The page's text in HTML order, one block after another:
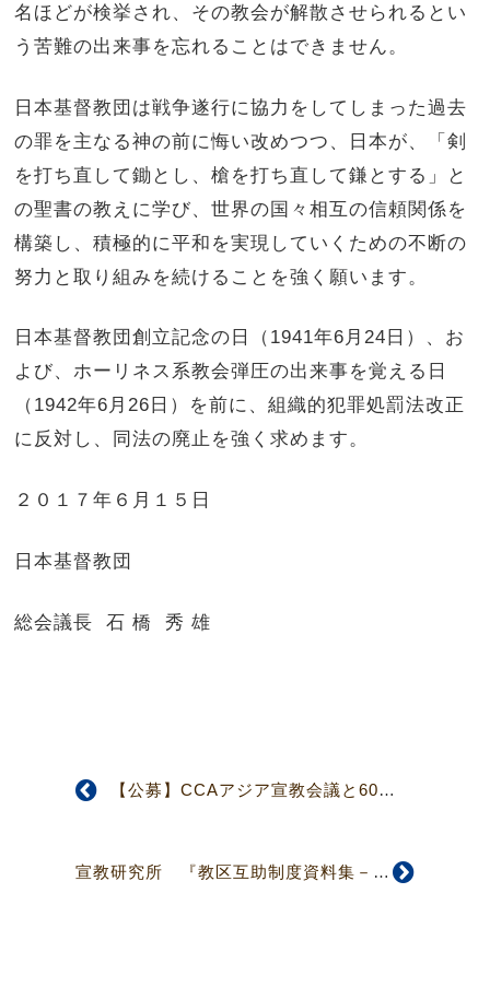
名ほどが検挙され、その教会が解散させられるとい
う苦難の出来事を忘れることはできません。
日本基督教団は戦争遂行に協力をしてしまった過去
の罪を主なる神の前に悔い改めつつ、日本が、「剣
を打ち直して鋤とし、槍を打ち直して鎌とする」と
の聖書の教えに学び、世界の国々相互の信頼関係を
構築し、積極的に平和を実現していくための不断の
努力と取り組みを続けることを強く願います。
日本基督教団創立記念の日（1941年6月24日）、お
よび、ホーリネス系教会弾圧の出来事を覚える日
（1942年6月26日）を前に、組織的犯罪処罰法改正
に反対し、同法の廃止を強く求めます。
２０１７年６月１５日
日本基督教団
総会議長 石 橋 秀 雄
【公募】CCAアジア宣教会議と60周年祝典ご案内
宣教研究所 『教区互助制度資料集－教師謝儀互助・教会互助制度－』 販売のお知らせ